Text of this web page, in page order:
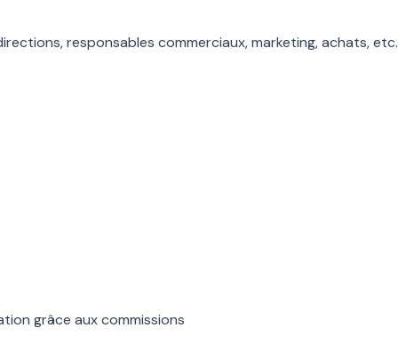
responsables commerciaux, marketing, achats, etc.
grâce aux commissions